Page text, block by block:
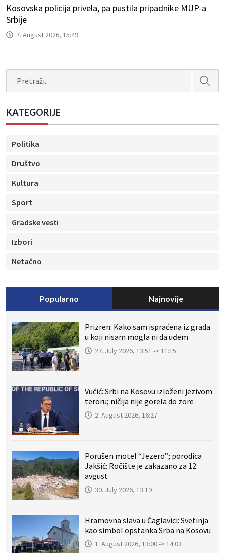
Kosovska policija privela, pa pustila pripadnike MUP-a
Srbije
7. August 2026, 15:49
KATEGORIJE
Politika
Društvo
Kultura
Sport
Gradske vesti
Izbori
Netačno
Popularno Najnovije
Prizren: Kako sam ispraćena iz grada
u koji nisam mogla ni da uđem
27. July 2026, 13:51 -> 11:15
Vučić: Srbi na Kosovu izloženi jezivom
teroru; ničija nije gorela do zore
2. August 2026, 16:27
Porušen motel “Jezero”; porodica
Jakšić: Ročište je zakazano za 12.
avgust
30. July 2026, 13:19
Hramovna slava u Čaglavici: Svetinja
kao simbol opstanka Srba na Kosovu
1. August 2026, 13:00 -> 14:03